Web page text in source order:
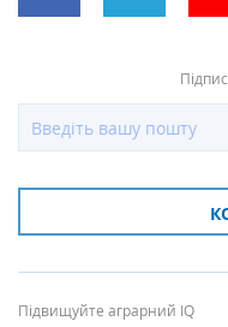
Підвищуйте аграрний IQ